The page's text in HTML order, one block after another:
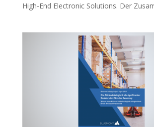
High-End Electronic Solutions. Der